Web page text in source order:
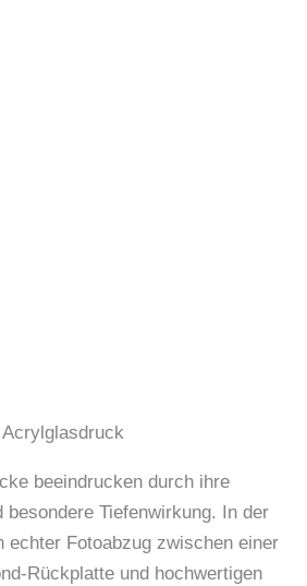
Acrylglasdruck
beeindrucken durch ihre
besondere Tiefenwirkung. In der
echter Fotoabzug zwischen einer
Rückplatte und hochwertigen